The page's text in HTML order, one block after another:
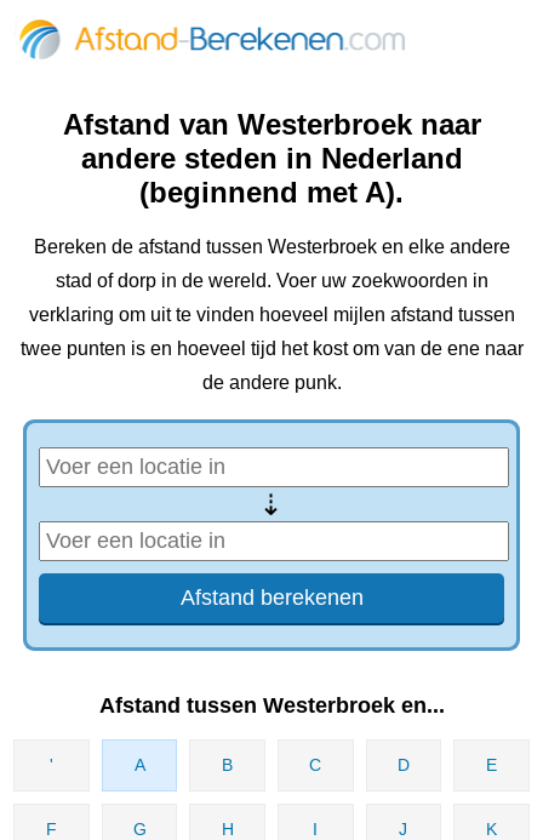
Afstand van Westerbroek naar
andere steden in Nederland
(beginnend met A).
Bereken de afstand tussen Westerbroek en elke andere
stad of dorp in de wereld. Voer uw zoekwoorden in
verklaring om uit te vinden hoeveel mijlen afstand tussen
twee punten is en hoeveel tijd het kost om van de ene naar
de andere punk.
⇢
Afstand tussen Westerbroek en...
' A B C D E
F G H I J K